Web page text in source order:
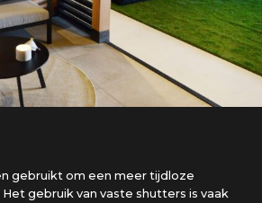
gebruikt om een meer tijdloze
gebruik van vaste shutters is vaak